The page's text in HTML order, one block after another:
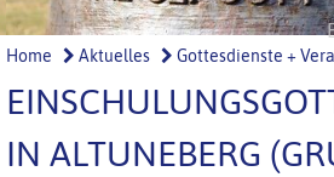
Höret
Home Aktuelles Gottesdienste +
IN ALTUNEBERG